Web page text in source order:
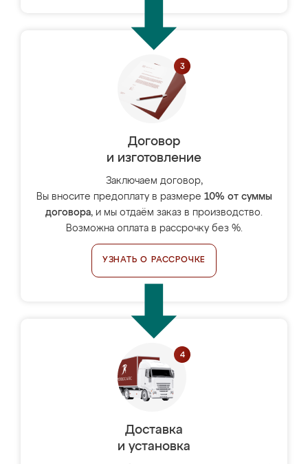
Договор
и изготовление
Заключаем договор,
Вы вносите предоплату в размере 10% от суммы
договора, и мы отдаём заказ в производство.
Возможна оплата в рассрочку без %.
УЗНАТЬ О РАССРОЧКЕ
Доставка
и установка